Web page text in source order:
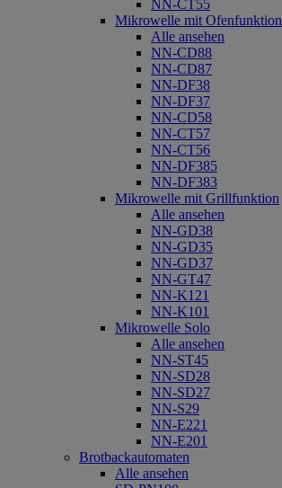
NN-CT55
Mikrowelle mit Ofenfunktion
Alle ansehen
NN-CD88
NN-CD87
NN-DF38
NN-DF37
NN-CD58
NN-CT57
NN-CT56
NN-DF385
NN-DF383
Mikrowelle mit Grillfunktion
Alle ansehen
NN-GD38
NN-GD35
NN-GD37
NN-GT47
NN-K121
NN-K101
Mikrowelle Solo
Alle ansehen
NN-ST45
NN-SD28
NN-SD27
NN-S29
NN-E221
NN-E201
Brotbackautomaten
Alle ansehen